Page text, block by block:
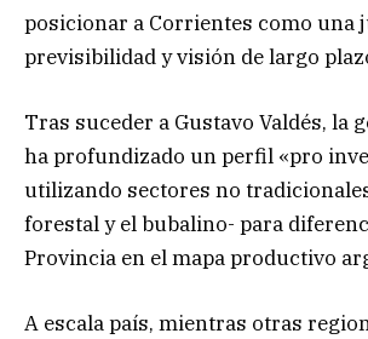
posicionar a Corrientes como una
previsibilidad y visión de largo
Tras suceder a Gustavo Valdés, la
ha profundizado un perfil «pro
utilizando sectores no
forestal y el bubalino- para
Provincia en el mapa productivo
A escala país, mientras otras